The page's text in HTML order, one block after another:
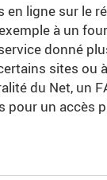
ligne sur le
à un
donné
sites ou
du Net, un
un accès